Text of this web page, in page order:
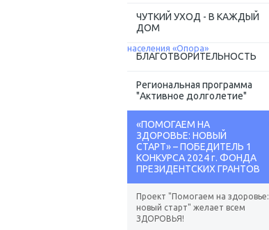
ЧУТКИЙ УХОД - В КАЖДЫЙ
ДОМ
БЛАГОТВОРИТЕЛЬНОСТЬ
Региональная программа
"Активное долголетие"
«ПОМОГАЕМ НА
ЗДОРОВЬЕ: НОВЫЙ
СТАРТ» – ПОБЕДИТЕЛЬ 1
КОНКУРСА 2024 г. ФОНДА
ПРЕЗИДЕНТСКИХ ГРАНТОВ
Проект "Помогаем на здоровье:
новый старт" желает всем
ЗДОРОВЬЯ!